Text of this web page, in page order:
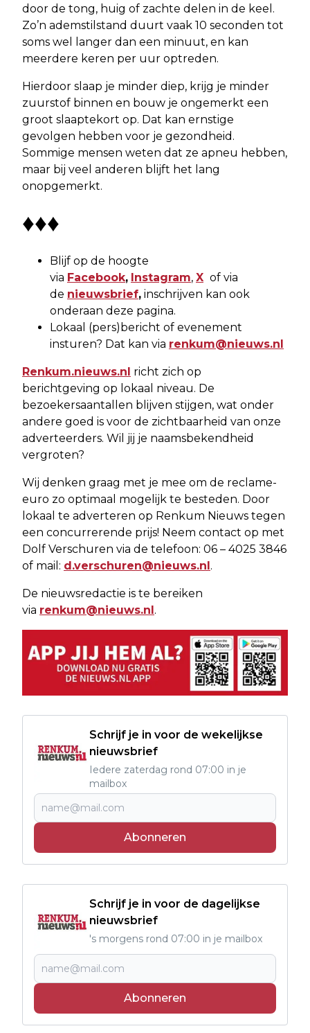
door de tong, huig of zachte delen in de keel.
Zo’n ademstilstand duurt vaak 10 seconden tot
soms wel langer dan een minuut, en kan
meerdere keren per uur optreden.
Hierdoor slaap je minder diep, krijg je minder
zuurstof binnen en bouw je ongemerkt een
groot slaaptekort op. Dat kan ernstige
gevolgen hebben voor je gezondheid.
Sommige mensen weten dat ze apneu hebben,
maar bij veel anderen blijft het lang
onopgemerkt.
♦♦♦
Blijf op de hoogte
via Facebook, Instagram, X of via
de nieuwsbrief, inschrijven kan ook
onderaan deze pagina.
Lokaal (pers)bericht of evenement
insturen? Dat kan via renkum@nieuws.nl
Renkum.nieuws.nl richt zich op
berichtgeving op lokaal niveau. De
bezoekersaantallen blijven stijgen, wat onder
andere goed is voor de zichtbaarheid van onze
adverteerders. Wil jij je naamsbekendheid
vergroten?
Wij denken graag met je mee om de reclame-
euro zo optimaal mogelijk te besteden. Door
lokaal te adverteren op Renkum Nieuws tegen
een concurrerende prijs! Neem contact op met
Dolf Verschuren via de telefoon: 06 – 4025 3846
of mail: d.verschuren@nieuws.nl .
De nieuwsredactie is te bereiken
via renkum@nieuws.nl .
Schrijf je in voor de wekelijkse
nieuwsbrief
Iedere zaterdag rond 07:00 in je
mailbox
Abonneren
Schrijf je in voor de dagelijkse
nieuwsbrief
's morgens rond 07:00 in je mailbox
Abonneren